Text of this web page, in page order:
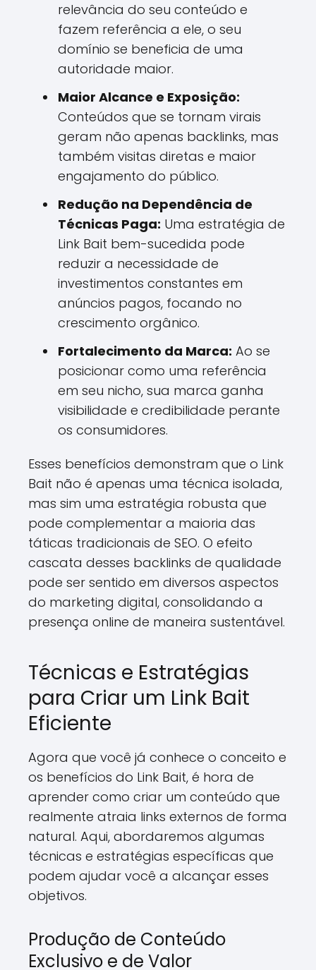
relevância do seu conteúdo e
fazem referência a ele, o seu
domínio se beneficia de uma
autoridade maior.
Maior Alcance e Exposição:
Conteúdos que se tornam virais
geram não apenas backlinks, mas
também visitas diretas e maior
engajamento do público.
Redução na Dependência de
Técnicas Paga: Uma estratégia de
Link Bait bem-sucedida pode
reduzir a necessidade de
investimentos constantes em
anúncios pagos, focando no
crescimento orgânico.
Fortalecimento da Marca: Ao se
posicionar como uma referência
em seu nicho, sua marca ganha
visibilidade e credibilidade perante
os consumidores.
Esses benefícios demonstram que o Link
Bait não é apenas uma técnica isolada,
mas sim uma estratégia robusta que
pode complementar a maioria das
táticas tradicionais de SEO. O efeito
cascata desses backlinks de qualidade
pode ser sentido em diversos aspectos
do marketing digital, consolidando a
presença online de maneira sustentável.
Técnicas e Estratégias
para Criar um Link Bait
Eficiente
Agora que você já conhece o conceito e
os benefícios do Link Bait, é hora de
aprender como criar um conteúdo que
realmente atraia links externos de forma
natural. Aqui, abordaremos algumas
técnicas e estratégias específicas que
podem ajudar você a alcançar esses
objetivos.
Produção de Conteúdo
Exclusivo e de Valor